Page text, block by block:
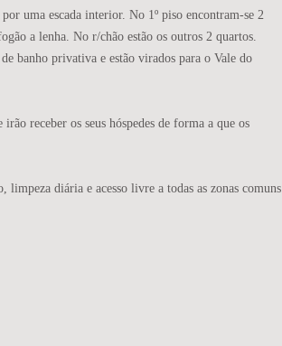
uma escada interior. No 1º piso encontram-se 2
a lenha. No r/chão estão os outros 2 quartos.
banho privativa e estão virados para o Vale do
receber os seus hóspedes de forma a que os
diária e acesso livre a todas as zonas comuns